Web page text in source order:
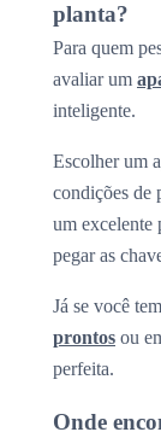
planta?
Para quem
avaliar um
inteligente.
Escolher um
condições de
um excelente
pegar as
Já se você
prontos ou
perfeita.
Onde